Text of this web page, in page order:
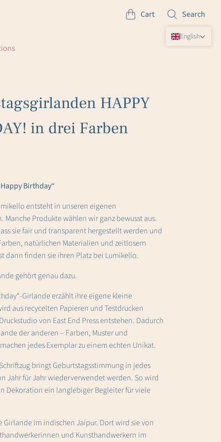
Cart Search
HAPPY
in drei Farben
Birthday“
entsteht in unseren eigenen
Manche Produkte wählen wir ganz bewusst aus.
sie fair und transparent hergestellt werden und
natürlichen Materialien und zeitlosem
dann finden sie ihren Platz bei Lumikello.
gehört genau dazu.
Girlande erzählt ihre eigene kleine
aus recycelten Papieren und Testdrucken
von East End Press entstehen. Dadurch
der anderen – Farben, Muster und
jedes Exemplar zu einem echten Unikat.
bringt Geburtstagsstimmung in jedes
Jahr für Jahr wiederverwendet werden. So wird
Dekoration ein langlebiger Begleiter für viele
Girlande im indischen Jaipur. Dort wird sie von
und Kunsthandwerkern im
English